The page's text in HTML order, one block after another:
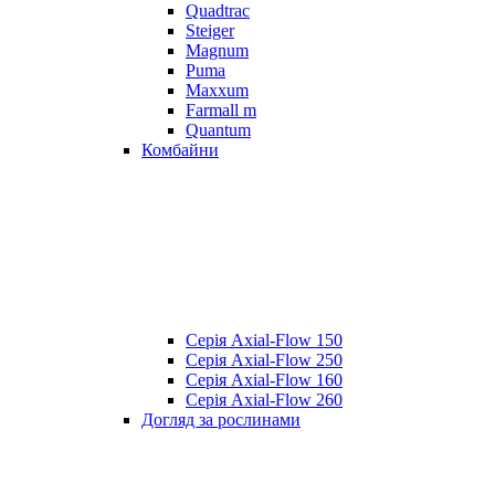
Quadtrac
Steiger
Magnum
Puma
Maxxum
Farmall m
Quantum
Комбайни
Серія Axial-Flow 150
Серія Axial-Flow 250
Серія Axial-Flow 160
Серія Axial-Flow 260
Догляд за рослинами